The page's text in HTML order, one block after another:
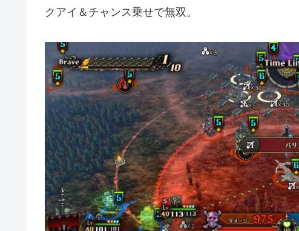
クアイ＆チャンス乗せで無双。